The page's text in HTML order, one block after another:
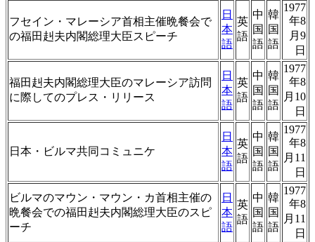
フセイン・マレーシア首相主催晩餐会で
の福田赳夫内閣総理大臣スピーチ
日
本
語
英
語
中
国
語
韓
国
語
1977
年8
月9
日
福田赳夫内閣総理大臣のマレーシア訪問
に際してのプレス・リリース
日
本
語
英
語
中
国
語
韓
国
語
1977
年8
月10
日
日本・ビルマ共同コミュニケ
日
本
語
英
語
中
国
語
韓
国
語
1977
年8
月11
日
ビルマのマウン・マウン・カ首相主催の
晩餐会での福田赳夫内閣総理大臣のスピ
ーチ
日
本
語
英
語
中
国
語
韓
国
語
1977
年8
月11
日